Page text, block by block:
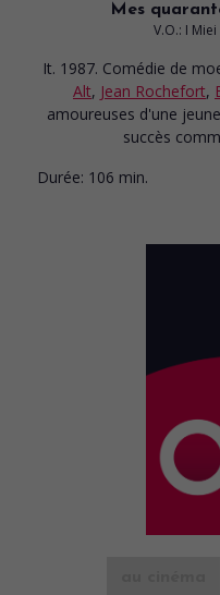
Mes
V.O.: I
It. 1987. Comédie de
Alt, Jean Rochefort,
amoureuses d'une
succès
Durée: 106 min.